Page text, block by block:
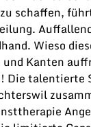
schaffen,
Wieso
Kanten
Die talentierte